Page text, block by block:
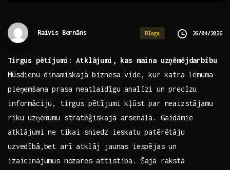
Raivis Bernāns Blogs 26/04/2026
Tirgus pētījumi: Atklājumi, ⁣kas maina uzņēmējdarbību
Mūsdienu⁢ dinamiskajā biznesa vidē, ⁢kur⁤ katra lēmuma
pieņemšana prasa​ neatlaidīgu analīzi ‌un⁣ precīzu​
informāciju, tirgus‍ pētījumi ‌kļūst⁤ par‍ neaizstājamu
rīku uzņēmumu‌ stratēģiskajā arsenālā. ‍Gaidāmie‌
atklājumi⁤ ne tikai‌ sniedz ieskatu patērētāju
uzvedībā,bet arī​ atklāj⁢ jaunas iespējas un
izaicinājumus‍ nozares attīstībā. Šajā rakstā